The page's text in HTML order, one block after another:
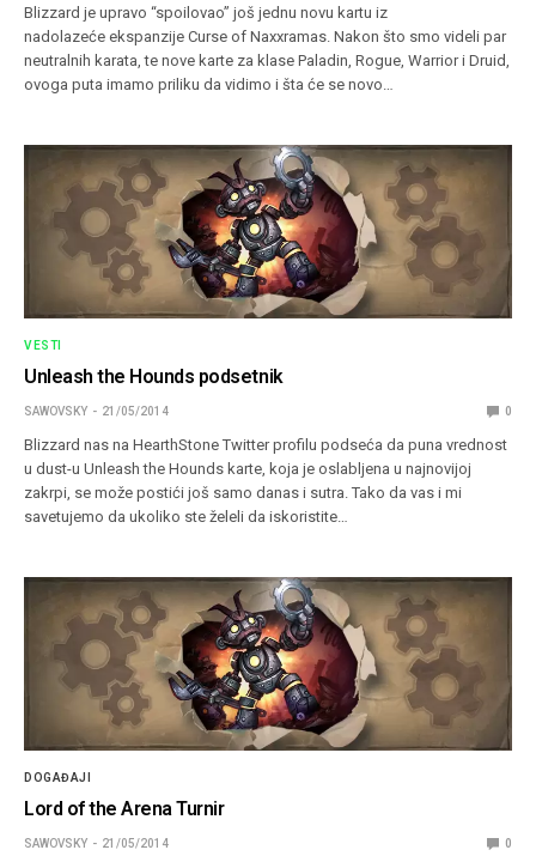
Blizzard je upravo “spoilovao” još jednu novu kartu iz
nadolazeće ekspanzije Curse of Naxxramas. Nakon što smo videli par
neutralnih karata, te nove karte za klase Paladin, Rogue, Warrior i Druid,
ovoga puta imamo priliku da vidimo i šta će se novo…
VESTI
Unleash the Hounds podsetnik
SAWOVSKY 21/05/2014 0
Blizzard nas na HearthStone Twitter profilu podseća da puna vrednost
u dust-u Unleash the Hounds karte, koja je oslabljena u najnovijoj
zakrpi, se može postići još samo danas i sutra. Tako da vas i mi
savetujemo da ukoliko ste želeli da iskoristite…
DOGAĐAJI
Lord of the Arena Turnir
SAWOVSKY 21/05/2014 0